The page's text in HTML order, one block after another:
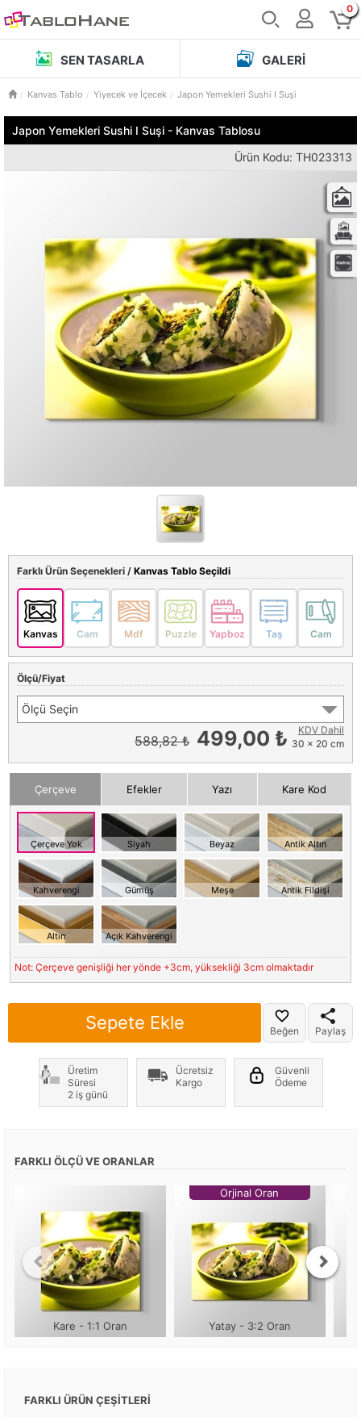
0
SEN TASARLA GALERI
Kanvas Tablo Yiyecek ve İçecek Japon Yemekleri Sushi I Suşi
Japon Yemekleri Sushi I Suşi - Kanvas Tablosu
Ürün Kodu: TH023313
Farklı Ürün Seçenekleri / Kanvas Tablo Seçildi
Kanvas Cam Mdf Puzzle Yapboz Taş Cam
Ölçü/Fiyat
Ölçü Seçin
588,82 ₺ 499,00 ₺
KDV Dahil
30 x 20 cm
Çerçeve Efekler Yazı Kare Kod
Çerçeve Yok Siyah Beyaz Antik Altın
Kahverengi Gümüş Meşe Antik Fildişi
Altın Açık Kahverengi
Not: Çerçeve genişliği her yönde +3cm, yüksekliği 3cm olmaktadır
Sepete Ekle Beğen Paylaş
Üretim
Süresi
2 iş günü
Ücretsiz
Kargo
Güvenli
Ödeme
FARKLI ÖLÇÜ VE ORANLAR
Kare - 1:1 Oran
Orjinal Oran
Yatay - 3:2 Oran
FARKLI ÜRÜN ÇEŞİTLERİ